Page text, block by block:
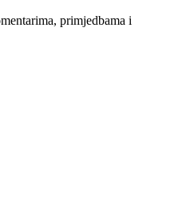
primjedbama i